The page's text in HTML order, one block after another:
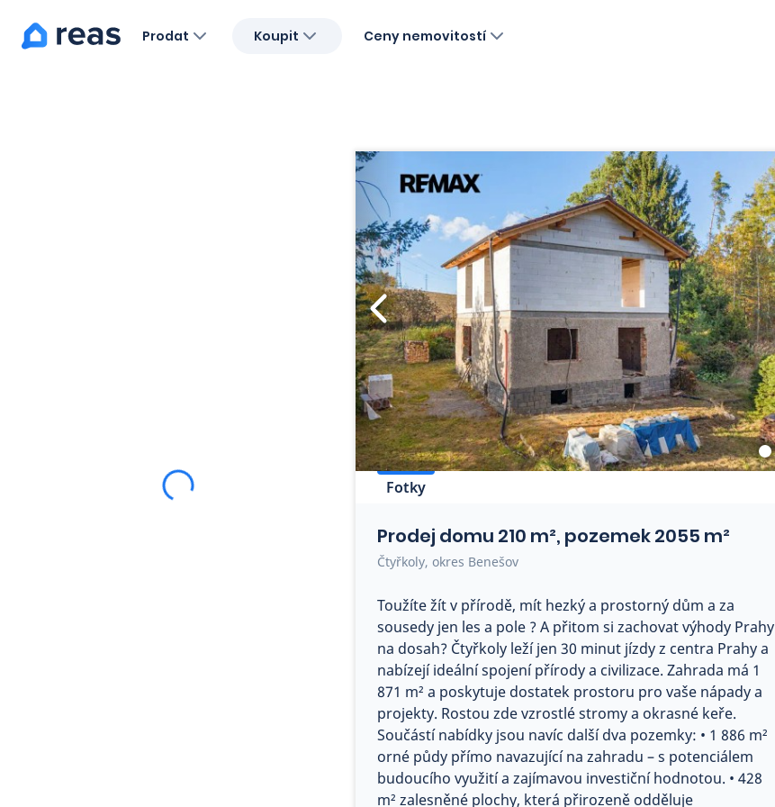
Prodat Koupit Ceny nemovitostí
Fotky
Prodej domu 210 m², pozemek 2055 m²
Čtyřkoly, okres Benešov
Toužíte žít v přírodě, mít hezký a prostorný dům a za
sousedy jen les a pole ? A přitom si zachovat výhody Prahy
na dosah? Čtyřkoly leží jen 30 minut jízdy z centra Prahy a
nabízejí ideální spojení přírody a civilizace. Zahrada má 1
871 m² a poskytuje dostatek prostoru pro vaše nápady a
projekty. Rostou zde vzrostlé stromy a okrasné keře.
Součástí nabídky jsou navíc další dva pozemky: • 1 886 m²
orné půdy přímo navazující na zahradu – s potenciálem
budoucího využití a zajímavou investiční hodnotou. • 428
m² zalesněné plochy, která přirozeně odděluje